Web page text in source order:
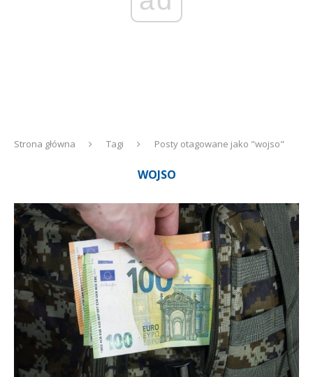
Strona główna Tagi Posty otagowane jako "wojso"
WOJSO